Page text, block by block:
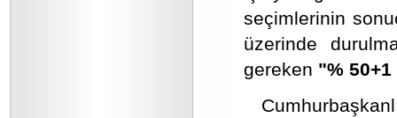
seçimlerinin
üzerinde
gereken "%